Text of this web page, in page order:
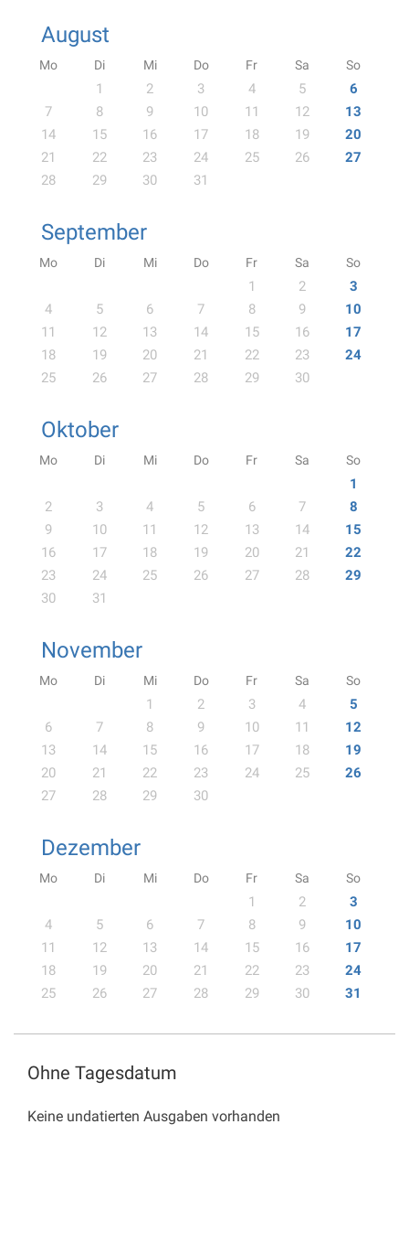
August
Mo Di Mi Do Fr Sa So
1 2 3 4 5
6
7
8 9 10 11 12
13
14
15 16 17 18 19
20
21
22 23 24 25 26
27
28
29 30 31
September
Mo Di Mi Do Fr Sa So
1 2
3
4
5 6 7 8 9
10
11
12 13 14 15 16
17
18
19 20 21 22 23
24
25
26 27 28 29 30
Oktober
Mo Di Mi Do Fr Sa So
1
2
3 4 5 6 7
8
9
10 11 12 13 14
15
16
17 18 19 20 21
22
23
24 25 26 27 28
29
30
31
November
Mo Di Mi Do Fr Sa So
1 2 3 4
5
6
7 8 9 10 11
12
13
14 15 16 17 18
19
20
21 22 23 24 25
26
27
28 29 30
Dezember
Mo Di Mi Do Fr Sa So
1 2
3
4
5 6 7 8 9
10
11
12 13 14 15 16
17
18
19 20 21 22 23
24
25
26 27 28 29 30 31
Ohne Tagesdatum
Keine undatierten Ausgaben vorhanden